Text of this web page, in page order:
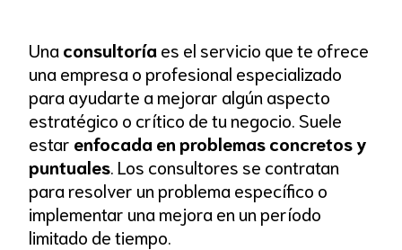
Unaconsultoríaes el servicio que te ofrece
una empresa o profesional especializado
para ayudarte a mejorar algún aspecto
estratégico o crítico de tu negocio. Suele
estar enfocada en problemas concretos y
puntuales. Los consultores se contratan
para resolver un problema específico o
implementar una mejora en un período
limitado de tiempo.